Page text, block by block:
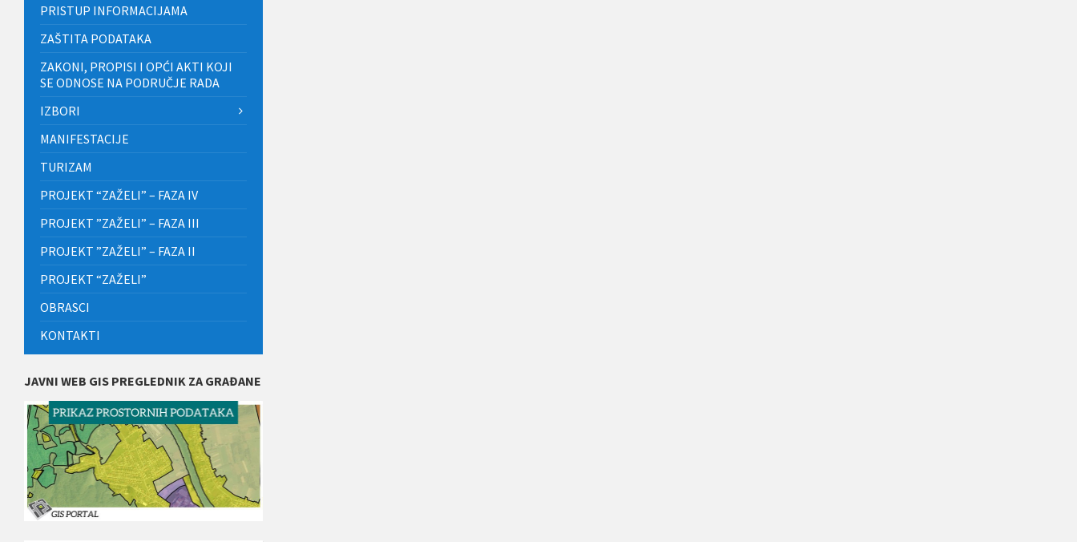
PRISTUP INFORMACIJAMA
ZAŠTITA PODATAKA
ZAKONI, PROPISI I OPĆI AKTI KOJI
SE ODNOSE NA PODRUČJE RADA
IZBORI
MANIFESTACIJE
TURIZAM
PROJEKT “ZAŽELI” – FAZA IV
PROJEKT ”ZAŽELI” – FAZA III
PROJEKT ”ZAŽELI” – FAZA II
PROJEKT “ZAŽELI”
OBRASCI
KONTAKTI
JAVNI WEB GIS PREGLEDNIK ZA GRAĐANE